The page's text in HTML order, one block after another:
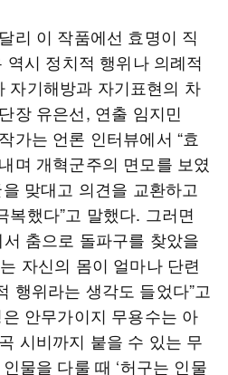
리 이 작품에선 효명이 직
시 정치적 행위나 의례적
자기해방과 자기표현의 차
장 유은선, 연출 임지민
가는 언론 인터뷰에서 “효
며 개혁군주의 면모를 보였
맞대고 의견을 교환하고
복했다”고 말했다. 그러면
춤으로 돌파구를 찾았을
자신의 몸이 얼마나 단련
행위라는 생각도 들었다”고
안무가이지 무용수는 아
시비까지 붙을 수 있는 무
물을 다룰 때 ‘허구는 인물